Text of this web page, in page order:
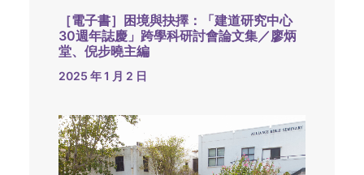
［電子書］困境與抉擇：「建道研究中心
30週年誌慶」跨學科研討會論文集／廖炳
堂、倪步曉主編
2025 年 1 月 2 日